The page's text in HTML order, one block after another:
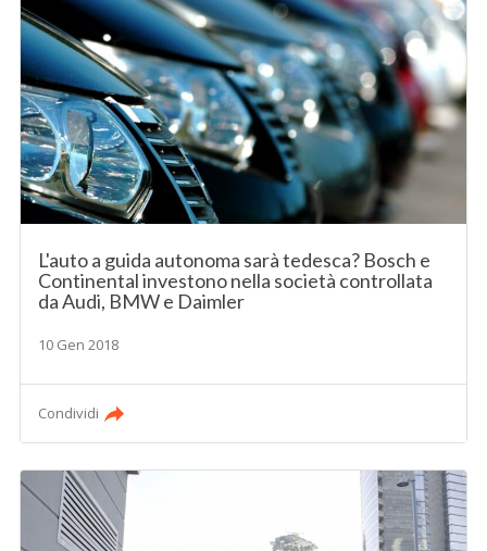
L'auto a guida autonoma sarà tedesca? Bosch e
Continental investono nella società controllata
da Audi, BMW e Daimler
10 Gen 2018
Condividi